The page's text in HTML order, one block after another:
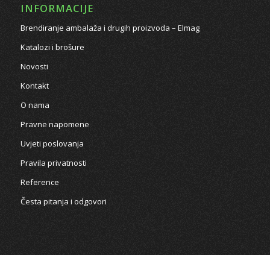
INFORMACIJE
Brendiranje ambalaža i drugih proizvoda – Elmag
Katalozi i brošure
Novosti
Kontakt
O nama
Pravne napomene
Uvjeti poslovanja
Pravila privatnosti
Reference
Česta pitanja i odgovori